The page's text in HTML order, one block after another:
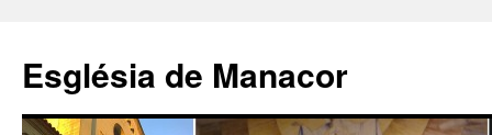
contenido
Església de Manacor